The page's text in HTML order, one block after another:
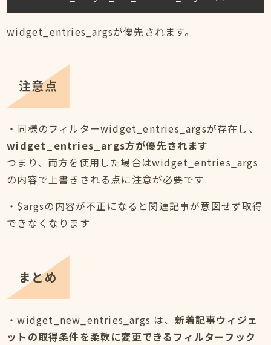
widget_entries_argsが優先されます。
注意点
・同様のフィルターwidget_entries_argsが存在し、
widget_entries_args方が優先されます
つまり、両方を使用した場合はwidget_entries_args
の内容で上書きされる点に注意が必要です
・$argsの内容が不正になると関連記事が意図せず取得
できなくなります
まとめ
・widget_new_entries_args は、 新着記事ウィジェ
ットの取得条件を柔軟に変更できるフィルターフック